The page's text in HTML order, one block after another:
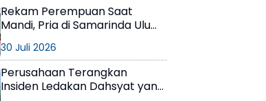
Rekam Perempuan Saat
Mandi, Pria di Samarinda Ulu
30 Juli 2026
Perusahaan Terangkan
Insiden Ledakan Dahsyat yang